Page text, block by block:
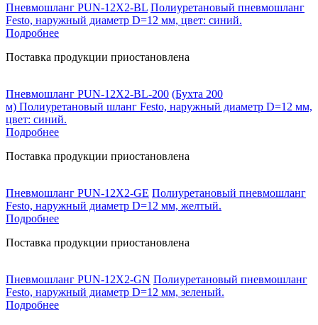
Пневмошланг PUN-12X2-BL Полиуретановый пневмошланг
Festo, наружный диаметр D=12 мм, цвет: синий.
Подробнее
Поставка продукции приостановлена
Пневмошланг PUN-12X2-BL-200 (Бухта 200
м) Полиуретановый шланг Festo, наружный диаметр D=12 мм,
цвет: синий.
Подробнее
Поставка продукции приостановлена
Пневмошланг PUN-12X2-GE Полиуретановый пневмошланг
Festo, наружный диаметр D=12 мм, желтый.
Подробнее
Поставка продукции приостановлена
Пневмошланг PUN-12X2-GN Полиуретановый пневмошланг
Festo, наружный диаметр D=12 мм, зеленый.
Подробнее